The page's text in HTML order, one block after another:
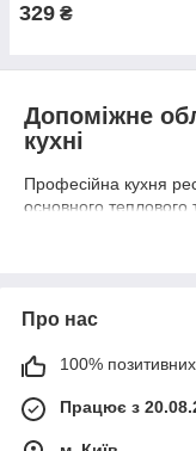
329 ₴
Допоміжне
кухні
Професійна кухня
основного
норм, безпеку
ефективність роботи
У цій категорії
призначене для
ресторанів, кафе,
інших підприємств
Про нас
100% позитивних
Працює з